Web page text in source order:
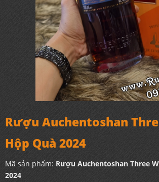
Rượu Auchentoshan
Hộp Quà 2024
Mã sản phẩm: Rượu Auchentoshan Three
2024